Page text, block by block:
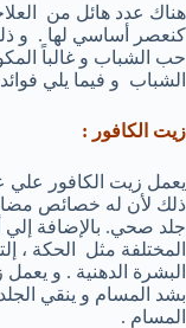
هناك عدد هائل من
كنعصر أساسي لها . و
حب الشباب و غالباً
الشباب و فيما يلي
زيت الكافور :
يعمل زيت الكافور علي
ذلك لأن له خصائص
جلد صحي. بالإضافة إلي
المختلفة مثل الحكة ،
البشرة الدهنية . و
بشد المسام و ينقي
المسام .